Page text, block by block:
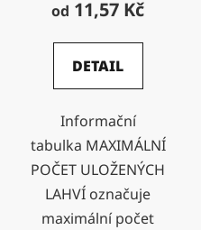
od 11,57 Kč
DETAIL
Informační
tabulka MAXIMÁLNÍ
POČET ULOŽENÝCH
LAHVÍ označuje
maximální počet